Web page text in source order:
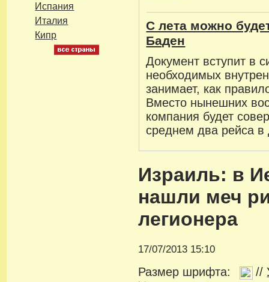
Испания
Италия
Кипр
С лета можно
Баден
Документ вступит в
необходимых
занимает, как
Вместо нынешних
компания будет
среднем два рейса в
Израиль: в
нашли меч
легионера
17/07/2013 15:10
Размер шрифта: //